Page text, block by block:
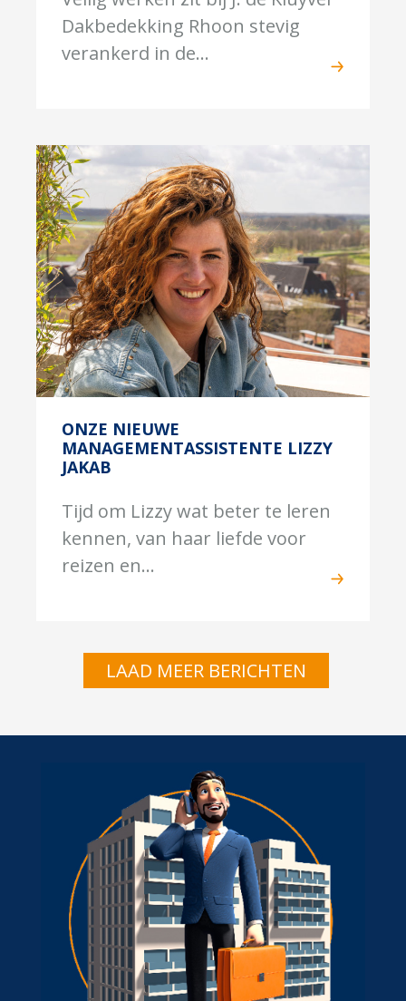
Dakbedekking Rhoon stevig
verankerd in de...
ONZE NIEUWE
MANAGEMENTASSISTENTE LIZZY
JAKAB
Tijd om Lizzy wat beter te leren
kennen, van haar liefde voor
reizen en...
LAAD MEER BERICHTEN